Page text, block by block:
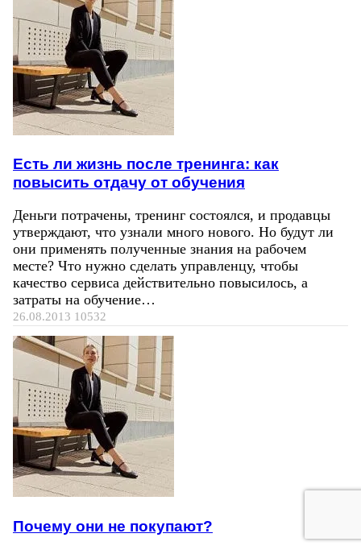
Есть ли жизнь после тренинга: как
повысить отдачу от обучения
Деньги потрачены, тренинг состоялся, и продавцы
утверждают, что узнали много нового. Но будут ли
они применять полученные знания на рабочем
месте? Что нужно сделать управленцу, чтобы
качество сервиса действительно повысилось, а
затраты на обучение…
26.08.2013 10532
Почему они не покупают?